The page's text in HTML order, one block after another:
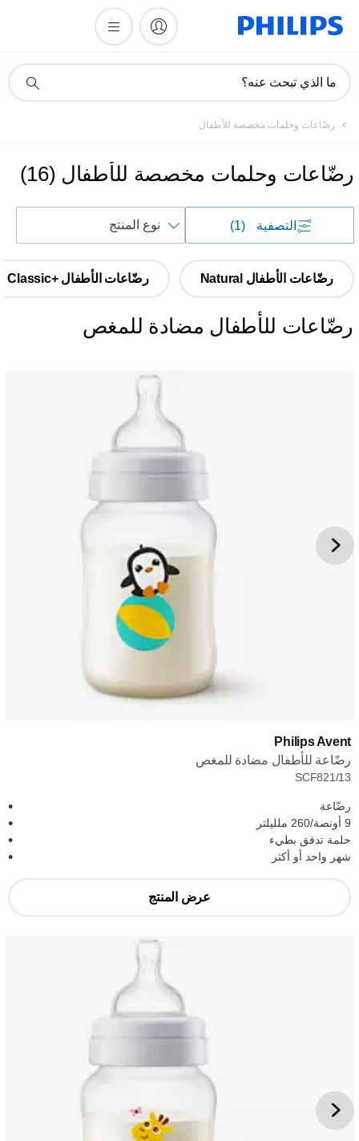
دعم
ما الذي تبحث عنه؟
رضّاعات وحلمات مخصصة للأطفال
رضّاعات وحلمات مخصصة للأطفال (
16
)
التصفية
حسب
رضّاعات الأطفال Natural رضّاعات الأطفال Classic+‎
رضّاعات للأطفال مضادة للمغص
Philips Avent
رضّاعة للأطفال مضادة للمغص
SCF821/13
رضّاعة
9 أونصة/260 ملليلتر
حلمة تدفق بطيء
شهر واحد أو أكثر
عرض المنتج